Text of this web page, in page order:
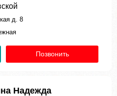
д. 8
Позвонить
Надежда